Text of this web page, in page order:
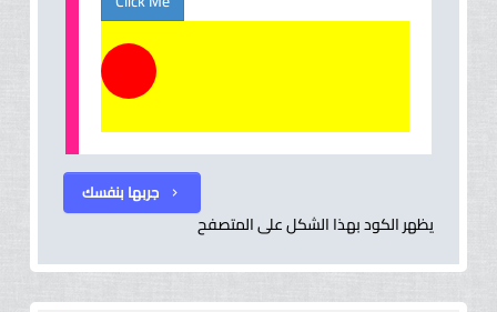
جربها بنفسك chevron_right
يظهر الكود بهذا الشكل على المتصفح